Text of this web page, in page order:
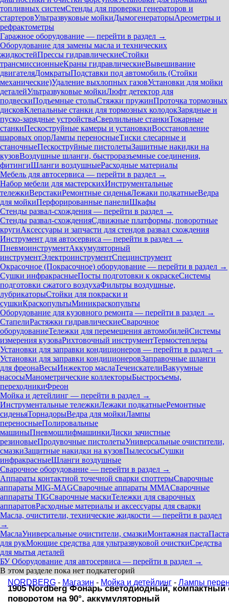
топливных системСтенды для проверки генераторов и
стартеровУльтразвуковые мойкиДымогенераторыАреометры и
рефрактометры
Гаражное оборудование — перейти в раздел →
Оборудование для замены масла и технических
жидкостейПрессы гидравлическиеСтойки
трансмиссионныеКраны гидравлическиеВывешивание
двигателяДомкратыПодставки под автомобиль (Стойки
механические)Удаление выхлопных газовУстановки для мойки
деталейУльтразвуковые мойкиЛюфт детектор для
подвескиПодъемные столыСтяжки пружинПроточка тормозных
дисковКлепальные станки для тормозных колодокЗарядные и
пуско-зарядные устройстваСверлильные станкиТокарные
станкиПескоструйные камеры и установкиВосстановление
шаровых опорЛампы переносныеТиски слесарные и
станочныеПескоструйные пистолетыЗащитные накидки на
кузовВоздушные шланги, быстроразъемные соединения,
фитингиШланги воздушныеРасходные материалы
Мебель для автосервиса — перейти в раздел →
Набор мебели для мастерскихИнструментальные
тележкиВерстакиРемонтные сиденьяЛежаки подкатныеВедра
для мойкиПерфорированные панелиШкафы
Стенды развал-схождения — перейти в раздел →
Стенды развал-схожденияСдвижные платформы, поворотные
кругиАксессуары и запчасти для стендов развал схождения
Инструмент для автосервиса — перейти в раздел →
ПневмоинструментАккумуляторный
инструментЭлектроинструментСпецинструмент
Окрасочное (Покрасочное) оборудование — перейти в раздел →
Сушки инфракрасныеПосты подготовки к окраскеСистемы
подготовки сжатого воздухаФильтры воздушные,
лубрикаторыСтойки для покраски и
сушкиКраскопультыМиникраскопульты
Оборудование для кузовного ремонта — перейти в раздел →
СтапелиРастяжки гидравлическиеСварочное
оборудованиеТележки для перемещения автомобилейСистемы
измерения кузоваРихтовочный инструментТермостеплеры
Установки для заправки кондиционеров — перейти в раздел →
Установки для заправки кондиционеровЗаправочные шланги
для фреонаВесыИнжектор маслаТечеискателиВакуумные
насосыМанометрические коллекторыБыстросъемы,
переходникиФреон
Мойка и детейлинг — перейти в раздел →
Инструментальные тележкиЛежаки подкатныеРемонтные
сиденьяТорнадорыВедра для мойкиЛампы
переносныеПолировальные
машиныПневмошлифмашинкиДиски зачистные
резиновыеПродувочные пистолетыУниверсальные очистители,
смазкиЗащитные накидки на кузовПылесосыСушки
инфракрасныеШланги воздушные
Сварочное оборудование — перейти в раздел →
Аппараты контактной точечной сварки cпоттерыСварочные
аппараты MIG-MAGСварочные аппараты MMAСварочные
аппараты TIGСварочные маскиТележки для сварочных
аппаратовРасходные материалы и аксессуары для сварки
Масла, очистители, технические жидкости — перейти в раздел
→
МаслаУниверсальные очистители, смазкиМонтажная пастаПаста
для рукМоющие средства для ультразвуковой очисткиСредства
для мытья деталей
БУ Оборудование для автосервиса — перейти в раздел →
В этом разделе пока нет подкатегорий
NORDBERG - Магазин - Мойка и детейлинг - Лампы
1905 Nordberg Фонарь светодиодный, компактный
поворотом на 90°, аккумуляторный